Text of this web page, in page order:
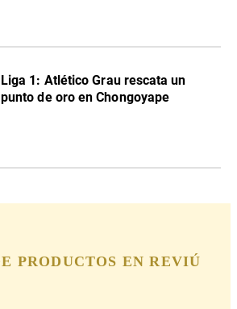
Liga 1: Atlético Grau rescata un
punto de oro en Chongoyape